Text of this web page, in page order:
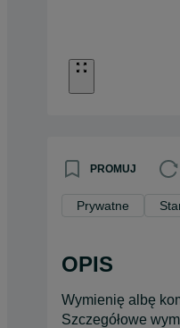
PROMUJ
Prywatne
OPIS
Wymienię albę
Szczegółowe